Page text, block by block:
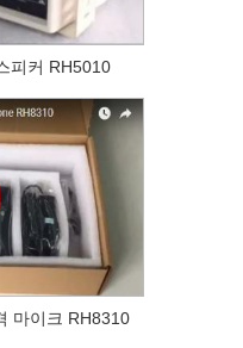
피커 RH5010
마이크 RH8310